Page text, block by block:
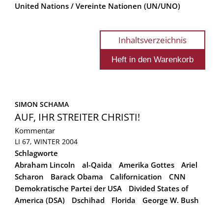
United Nations / Vereinte Nationen (UN/UNO)
Inhaltsverzeichnis
SIMON SCHAMA
AUF, IHR STREITER CHRISTI!
Kommentar
LI 67, WINTER 2004
Schlagworte
Abraham Lincoln
al-Qaida Amerika Gottes
Ariel
Scharon
Barack Obama Californication
CNN
Demokratische Partei der USA
Divided States of
America (DSA)
Dschihad Florida George W. Bush